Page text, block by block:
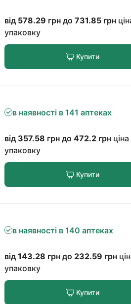
від 578.29 грн до 731.85грн
упаковку
Купити
в наявності в 141 аптеках
від 357.58 грн до 472.2грн ціна
упаковку
Купити
в наявності в 140 аптеках
від 143.28 грн до 232.59 грн
упаковку
Купити